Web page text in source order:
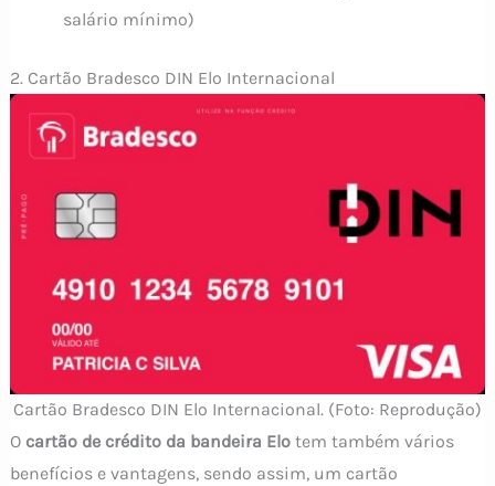
salário mínimo)
2. Cartão Bradesco DIN Elo Internacional
Cartão Bradesco DIN Elo Internacional. (Foto: Reprodução)
O cartão de crédito da bandeira Elo tem também vários
benefícios e vantagens, sendo assim, um cartão